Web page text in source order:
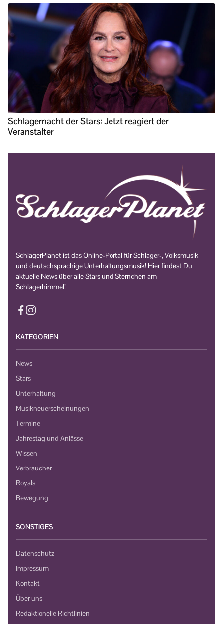
Schlagernacht der Stars: Jetzt reagiert der
Veranstalter
SchlagerPlanet ist das Online-Portal für Schlager-, Volksmusik
und deutschsprachige Unterhaltungsmusik! Hier findest Du
aktuelle News über alle Stars und Sternchen am
Schlagerhimmel!
KATEGORIEN
News
Stars
Unterhaltung
Musikneuerscheinungen
Termine
Jahrestag und Anlässe
Wissen
Verbraucher
Royals
Bewegung
SONSTIGES
Datenschutz
Impressum
Kontakt
Über uns
Redaktionelle Richtlinien